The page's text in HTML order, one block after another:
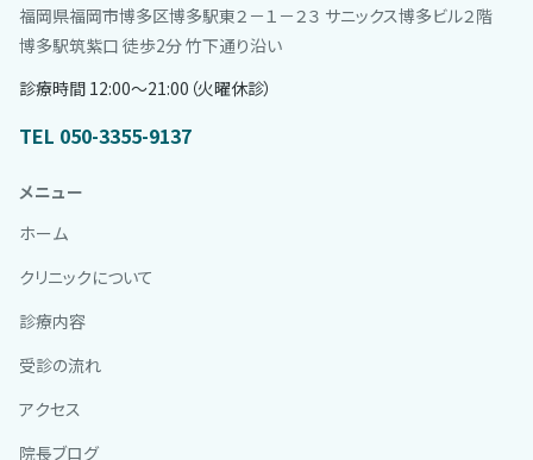
福岡県福岡市博多区博多駅東２－１－２３ サニックス博多ビル２階
博多駅筑紫口 徒歩2分 竹下通り沿い
診療時間 12:00〜21:00（火曜休診）
TEL 050-3355-9137
メニュー
ホーム
クリニックについて
診療内容
受診の流れ
アクセス
院長ブログ